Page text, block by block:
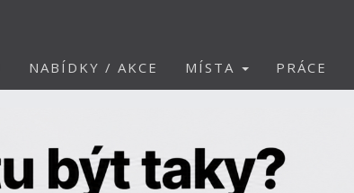
NABÍDKY / AKCE MÍSTA PRÁCE